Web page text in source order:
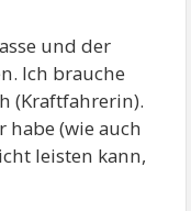
und der
Ich brauche
(Kraftfahrerin).
(wie auch
leisten kann,